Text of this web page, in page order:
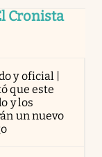
Cronista
y oficial |
que este
y los
un nuevo